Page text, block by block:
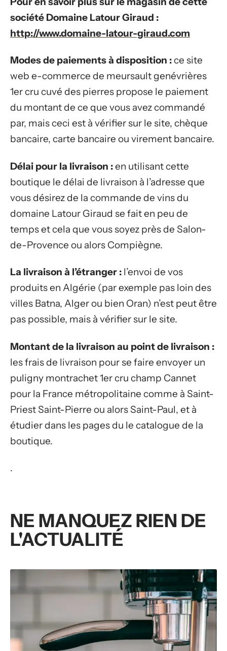
société Domaine Latour Giraud :
http://www.domaine-latour-giraud.com
Modes de paiements à disposition :ce site
web e-commerce de meursault genévrières
1er cru cuvé des pierres propose le paiement
du montant de ce que vous avez commandé
par, mais ceci est à vérifier sur le site, chèque
bancaire, carte bancaire ou virement bancaire.
Délai pour la livraison :en utilisant cette
boutique le délai de livraison à l’adresse que
vous désirez de la commande de vins du
domaine Latour Giraud se fait en peu de
temps et cela que vous soyez près de Salon-
de-Provence ou alors Compiègne.
La livraison à l’étranger : l’envoi de vos
produits en Algérie (par exemple pas loin des
villes Batna, Alger ou bien Oran) n’est peut être
pas possible, mais à vérifier sur le site.
Montant de la livraison au point de livraison :
les frais de livraison pour se faire envoyer un
puligny montrachet 1er cru champ Cannet
pour la France métropolitaine comme à Saint-
Priest Saint-Pierre ou alors Saint-Paul, et à
étudier dans les pages du le catalogue de la
boutique.
.
NE MANQUEZ RIEN DE
L'ACTUALITÉ